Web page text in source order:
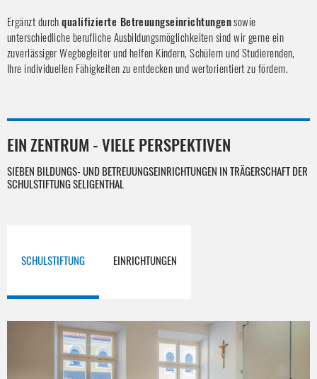
Ergänzt durchqualifizierte Betreuungseinrichtungensowie
unterschiedliche berufliche Ausbildungsmöglichkeiten sind wir gerne ein
zuverlässiger Wegbegleiter und helfen Kindern, Schülern und Studierenden,
Ihre individuellen Fähigkeiten zu entdecken und wertorientiert zu fördern.
EIN ZENTRUM - VIELE PERSPEKTIVEN
SIEBEN BILDUNGS- UND BETREUUNGSEINRICHTUNGEN IN TRÄGERSCHAFT DER
SCHULSTIFTUNG SELIGENTHAL
SCHULSTIFTUNG EINRICHTUNGEN